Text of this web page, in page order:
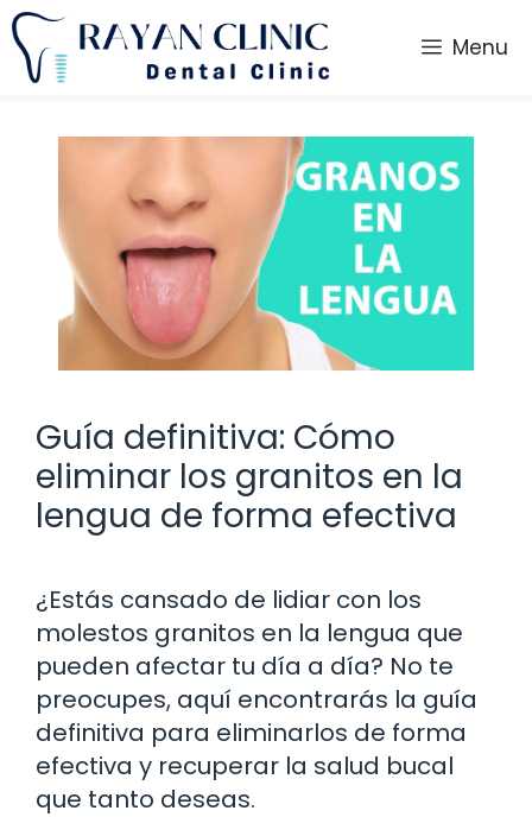
Saltar
al
contenido
Menu
Guía definitiva: Cómo
eliminar los granitos en la
lengua de forma efectiva
¿Estás cansado de lidiar con los
molestos granitos en la lengua que
pueden afectar tu día a día? No te
preocupes, aquí encontrarás la guía
definitiva para eliminarlos de forma
efectiva y recuperar la salud bucal
que tanto deseas.